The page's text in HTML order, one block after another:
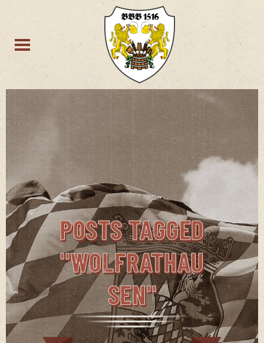
POSTS TAGGED
"WOLFRATHAU
SEN"